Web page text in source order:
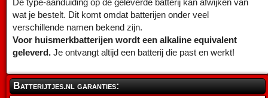
De type-aanduiding op de geleverde batterij kan afwijken van
wat je bestelt. Dit komt omdat batterijen onder veel
verschillende namen bekend zijn.
Voor huismerkbatterijen wordt een alkaline equivalent
geleverd. Je ontvangt altijd een batterij die past en werkt!
Batterijtjes.nl garanties: